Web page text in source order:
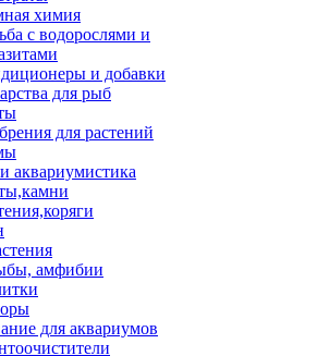
химия
с водорослями и
и добавки
для рыб
для растений
аквариумистика
амфибии
для аквариумов